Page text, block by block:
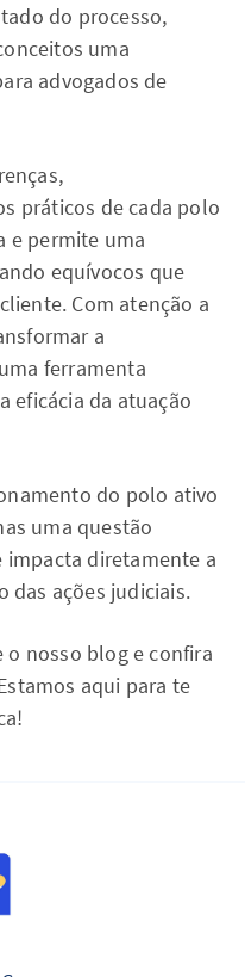
do processo,
uma
advogados de
práticos de cada polo
e permite uma
equívocos que
Com atenção a
a
ferramenta
eficácia da atuação
do polo ativo
uma questão
impacta diretamente a
das ações judiciais.
o nosso blog e confira
aqui para te